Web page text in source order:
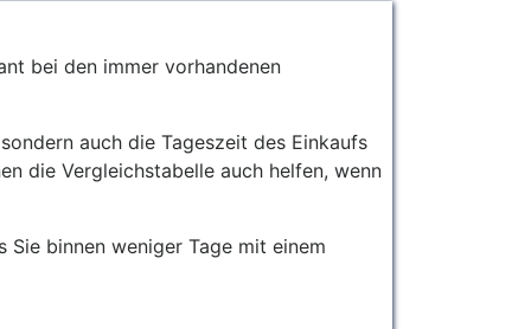
bei den immer vorhandenen
auch die Tageszeit des Einkaufs
die Vergleichstabelle auch helfen, wenn
binnen weniger Tage mit einem